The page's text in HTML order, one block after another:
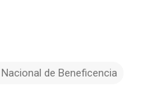
de Beneficencia